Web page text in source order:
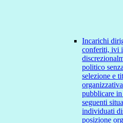
Incarichi
conferiti, ivi
politico
selezione e
pubblicare
seguenti
individuati
posizione